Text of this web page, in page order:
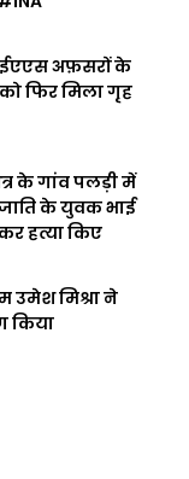
अफ़सरों के
फिर मिला गृह
के गांव पलड़ी में
जाति के युवक भाई
हत्या किए
मिश्रा ने
किया